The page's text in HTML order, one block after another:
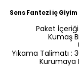
Sens Fantezi İç
Paket
Kumaş
Yıkama Talimatı :
Kurumaya